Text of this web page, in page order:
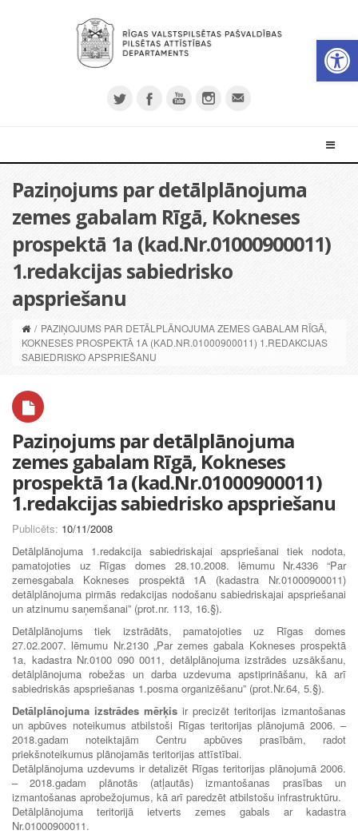
Paziņojums par detālplānojuma
zemes gabalam Rīgā, Kokneses
prospektā 1a (kad.Nr.01000900011)
1.redakcijas sabiedrisko
apspriešanu
/ PAZIŅOJUMS PAR DETĀLPLĀNOJUMA ZEMES GABALAM RĪGĀ,
KOKNESES PROSPEKTĀ 1A (KAD.NR.01000900011) 1.REDAKCIJAS
SABIEDRISKO APSPRIEŠANU
Paziņojums par detālplānojuma
zemes gabalam Rīgā, Kokneses
prospektā 1a (kad.Nr.01000900011)
1.redakcijas sabiedrisko apspriešanu
Publicēts: 10/11/2008
Detālplānojuma 1.redakcija sabiedriskajai apspriešanai tiek nodota,
pamatojoties uz Rīgas domes 28.10.2008. lēmumu Nr.4336 “Par
zemesgabala Kokneses prospektā 1A (kadastra Nr.01000900011)
detālplānojuma pirmās redakcijas nodošanu sabiedriskajai apspriešanai
un atzinumu saņemšanai” (prot.nr. 113, 16.§).
Detālplānojums tiek izstrādāts, pamatojoties uz Rīgas domes
27.02.2007. lēmumu Nr.2130 „Par zemes gabala Kokneses prospektā
1a, kadastra Nr.0100 090 0011, detālplānojuma izstrādes uzsākšanu,
detālplānojuma robežas un darba uzdevuma apstiprināšanu, kā arī
sabiedriskās apspriešanas 1.posma organizēšanu” (prot.Nr.64, 5.§).
Detālplānojuma izstrādes mērķis ir precizēt teritorijas izmantošanas
un apbūves noteikumus atbilstoši Rīgas teritorijas plānojumā 2006. –
2018.gadam noteiktajām Centru apbūves prasībām, radot
priekšnoteikumus plānojamās teritorijas attīstībai.
Detālplānojuma uzdevums ir detalizēt Rīgas teritorijas plānojumā 2006.
– 2018.gadam plānotās (atļautās) izmantošanas prasības un
izmantošanas aprobežojumus, kā arī paredzēt atbilstošu infrastruktūru.
Detālplānojuma teritorijā ietverts zemes gabals ar kadastra
Nr.01000900011.